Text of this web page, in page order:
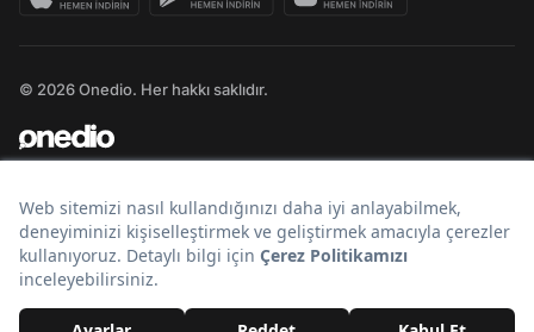
© 2026 Onedio. Her hakkı saklıdır.
Bir markasıdır.